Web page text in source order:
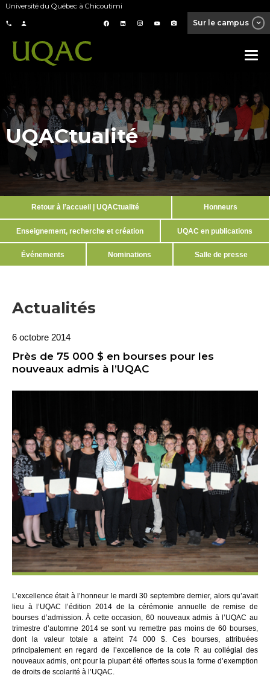
Université du Québec à Chicoutimi
Sur le campus
UQACtualité
Retour à l’accueil | UQACtualité Honneurs
Enseignement, recherche et création UQAC en publications
Événements Nominations Salle de presse
Actualités
6 octobre 2014
Près de 75 000 $ en bourses pour les
nouveaux admis à l’UQAC
L’excellence était à l’honneur le mardi 30 septembre dernier, alors qu’avait
lieu à l’UQAC l’édition 2014 de la cérémonie annuelle de remise de
bourses d’admission. À cette occasion, 60 nouveaux admis à l’UQAC au
trimestre d’automne 2014 se sont vu remettre pas moins de 60 bourses,
dont la valeur totale a atteint 74 000 $. Ces bourses, attribuées
principalement en regard de l’excellence de la cote R au collégial des
nouveaux admis, ont pour la plupart été offertes sous la forme d’exemption
de droits de scolarité à l’UQAC.